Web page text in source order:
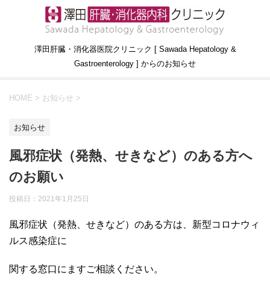
澤田肝臓・消化器医院クリニック [ Sawada Hepatology &
Gastroenterology ] からのお知らせ
HOME > お知らせ >
お知らせ
風邪症状（発熱、せきなど）のある方へ
のお願い
投稿日： 2021年1月25日
風邪症状（発熱、せきなど）のある方は、新型コロナウィ
ルス感染症に
関する窓口にますご相談ください。